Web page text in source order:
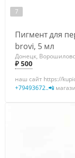
7
Пигмент для
brovi, 5 мл
Донецк,
₽ 500
наш сайт https://
+79493672..📲